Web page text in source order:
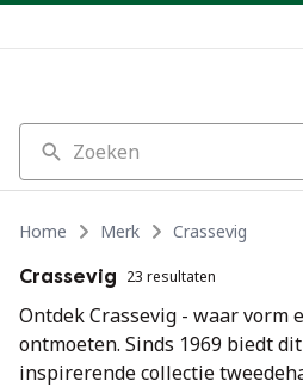
Zoeken
Home Merk
Crassevig
Crassevig 23 resultaten
Ontdek Crassevig - waar vorm
ontmoeten. Sinds 1969 biedt
inspirerende collectie